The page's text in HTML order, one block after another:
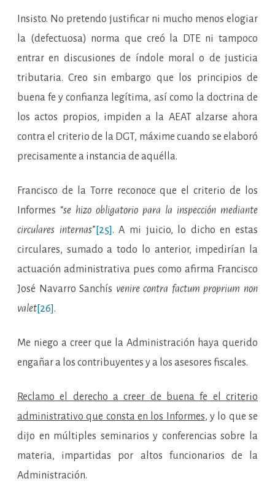
Insisto. No pretendo justificar ni mucho menos elogiar
la (defectuosa) norma que creó la DTE ni tampoco
entrar en discusiones de índole moral o de justicia
tributaria. Creo sin embargo que los principios de
buena fe y confianza legítima, así como la doctrina de
los actos propios, impiden a la AEAT alzarse ahora
contra el criterio de la DGT, máxime cuando se elaboró
precisamente a instancia de aquélla.
Francisco de la Torre reconoce que el criterio de los
Informes “se hizo obligatorio para la inspección mediante
circulares internas” [25]. A mi juicio, lo dicho en estas
circulares, sumado a todo lo anterior, impedirían la
actuación administrativa pues como afirma Francisco
José Navarro Sanchís venire contra factum proprium non
valet[26].
Me niego a creer que la Administración haya querido
engañar a los contribuyentes y a los asesores fiscales.
Reclamo el derecho a creer de buena fe el criterio
administrativo que consta en los Informes, y lo que se
dijo en múltiples seminarios y conferencias sobre la
materia, impartidas por altos funcionarios de la
Administración.